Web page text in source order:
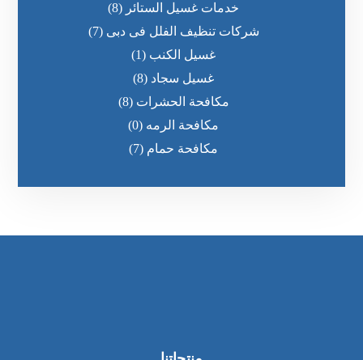
خدمات غسيل الستائر (8)
شركات تنظيف الفلل فى دبى (7)
غسيل الكنب (1)
غسيل سجاد (8)
مكافحة الحشرات (8)
مكافحة الرمه (0)
مكافحة حمام (7)